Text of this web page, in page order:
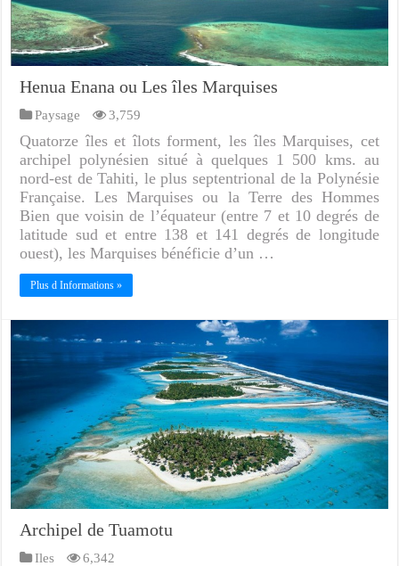
Henua Enana ou Les îles Marquises
Paysage 3,759
Quatorze îles et îlots forment, les îles Marquises, cet
archipel polynésien situé à quelques 1 500 kms. au
nord-est de Tahiti, le plus septentrional de la Polynésie
Française. Les Marquises ou la Terre des Hommes
Bien que voisin de l’équateur (entre 7 et 10 degrés de
latitude sud et entre 138 et 141 degrés de longitude
ouest), les Marquises bénéficie d’un …
Plus d Informations »
Archipel de Tuamotu
Iles 6,342